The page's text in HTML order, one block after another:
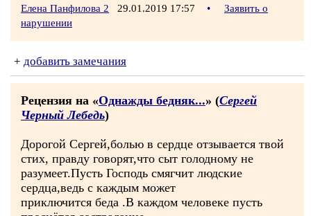
Елена Панфилова 2 29.01.2019 17:57 •
Заявить о
нарушении
+ добавить замечания
Рецензия на «Однажды бедняк...» (Сергей
Черный Лебедь)
Дорогой Сергей,болью в сердце отзывается твой
стих, правду говорят,что сыт голодному не
разумеет.Пусть Господь смягчит людские
сердца,ведь с каждым может
приключится беда .В каждом человеке пусть